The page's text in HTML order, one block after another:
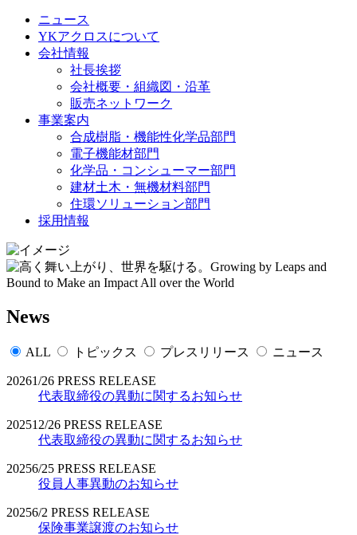
ニュース
YKアクロスについて
会社情報
社長挨拶
会社概要・組織図・沿革
販売ネットワーク
事業案内
合成樹脂・機能性化学品部門
電子機能材部門
化学品・コンシューマー部門
建材土木・無機材料部門
住環ソリューション部門
採用情報
News
ALL トピックス プレスリリース ニュース
20261/26 PRESS RELEASE
代表取締役の異動に関するお知らせ
202512/26 PRESS RELEASE
代表取締役の異動に関するお知らせ
20256/25 PRESS RELEASE
役員人事異動のお知らせ
20256/2 PRESS RELEASE
保険事業譲渡のお知らせ